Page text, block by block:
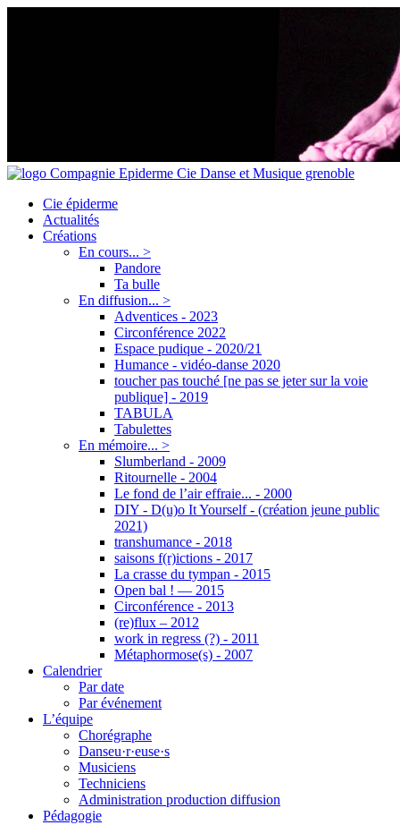
Cie épiderme
Actualités
Créations
En cours... >
Pandore
Ta bulle
En diffusion... >
Adventices - 2023
Circonférence 2022
Espace pudique - 2020/21
Humance - vidéo-danse 2020
toucher pas touché [ne pas se jeter sur la voie
publique] - 2019
TABULA
Tabulettes
En mémoire... >
Slumberland - 2009
Ritournelle - 2004
Le fond de l’air effraie... - 2000
DIY - D(u)o It Yourself - (création jeune public
2021)
transhumance - 2018
saisons f(r)ictions - 2017
La crasse du tympan - 2015
Open bal ! — 2015
Circonférence - 2013
(re)flux – 2012
work in regress (?) - 2011
Métaphormose(s) - 2007
Calendrier
Par date
Par événement
L’équipe
Chorégraphe
Danseu·r·euse·s
Musiciens
Techniciens
Administration production diffusion
Pédagogie